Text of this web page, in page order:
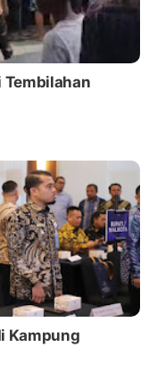
Tembilahan
Kampung